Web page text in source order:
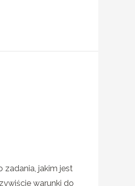
zadania, jakim jest
warunki do